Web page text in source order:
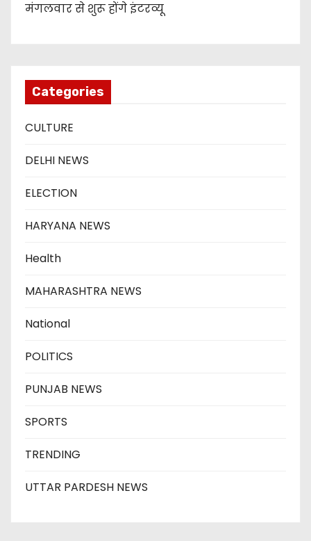
मंगलवार से शुरू होंगे इंटरव्यू
Categories
CULTURE
DELHI NEWS
ELECTION
HARYANA NEWS
Health
MAHARASHTRA NEWS
National
POLITICS
PUNJAB NEWS
SPORTS
TRENDING
UTTAR PARDESH NEWS